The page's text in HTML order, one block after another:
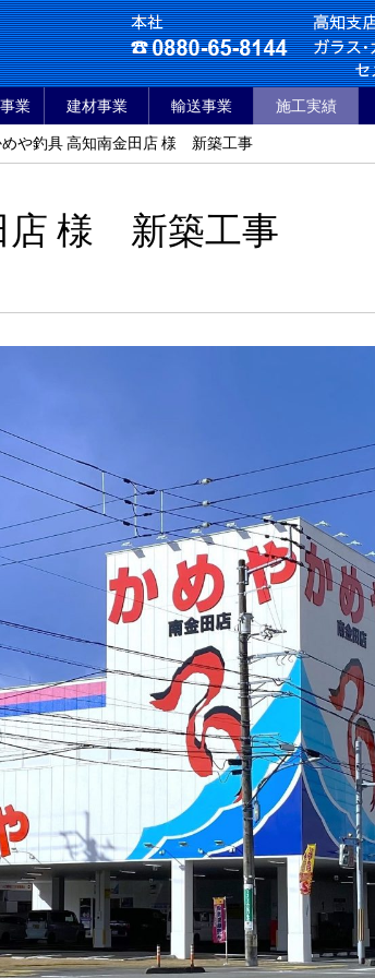
業 建材事業 輸送事業 施工実績
や釣具 高知南金田店 様 新築工事
店 様 新築工事